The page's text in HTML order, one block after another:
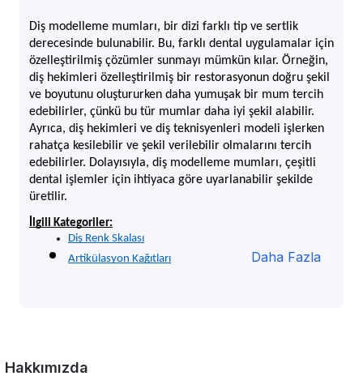
Diş modelleme mumları, bir dizi farklı tip ve sertlik
derecesinde bulunabilir. Bu, farklı dental uygulamalar için
özelleştirilmiş çözümler sunmayı mümkün kılar. Örneğin,
diş hekimleri özelleştirilmiş bir restorasyonun doğru şekil
ve boyutunu oluştururken daha yumuşak bir mum tercih
edebilirler, çünkü bu tür mumlar daha iyi şekil alabilir.
Ayrıca, diş hekimleri ve diş teknisyenleri modeli işlerken
rahatça kesilebilir ve şekil verilebilir olmalarını tercih
edebilirler. Dolayısıyla, diş modelleme mumları, çeşitli
dental işlemler için ihtiyaca göre uyarlanabilir şekilde
üretilir.
İlgili Kategoriler:
Diş Renk Skalası
Artikülasyon Kağıtları
Daha Fazla
Hakkımızda